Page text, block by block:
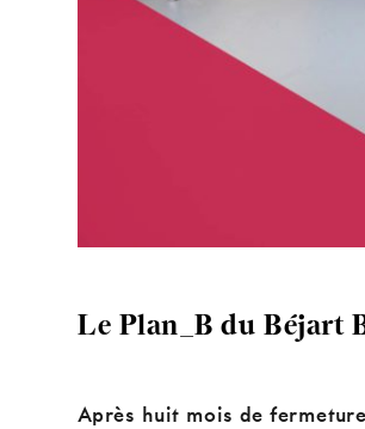
Le Plan_B du Béjart
Après huit mois de